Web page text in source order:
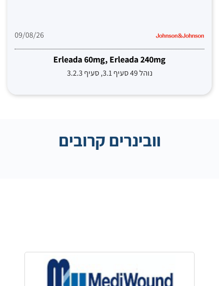
09/08/26
Erleada 60mg, Erleada 240mg
נוהל 49 סעיף 3.1, סעיף 3.2.3
וובינרים קרובים